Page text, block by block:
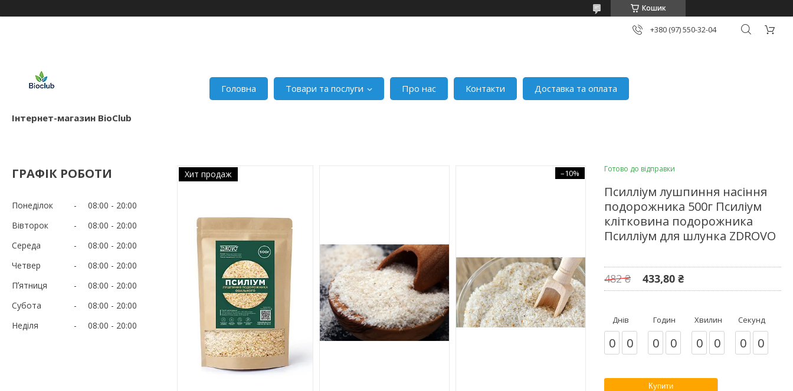
Кошик
+380 (97) 550-32-04
Інтернет-магазин BioClub
Головна Товари та послуги Про нас Контакти Доставка та оплата
ГРАФІК РОБОТИ
Понеділок 08:00
20:00
Вівторок
08:00
20:00
Середа
08:00
20:00
Четвер
08:00
20:00
Пʼятниця
08:00
20:00
Субота
08:00
20:00
Неділя
08:00 20:00
Хит продаж –10% Готово до відправки
Псилліум лушпиння насіння
подорожника 500г Псиліум
клітковина подорожника
Псилліум для шлунка ZDROVO
482 ₴ 433,80 ₴
Днів
0 0
Годин
0 0
Хвилин
0 0
Секунд
0 0
Купити